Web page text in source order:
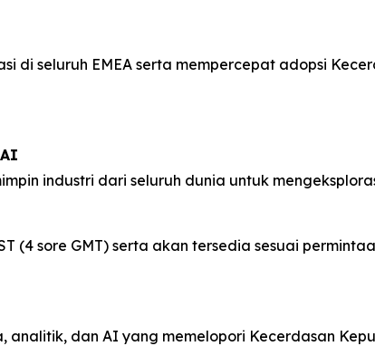
seluruh EMEA serta mempercepat adopsi
industri dari seluruh dunia untuk
(4 sore GMT) serta akan tersedia sesuai
dan AI yang memelopori Kecerdasan